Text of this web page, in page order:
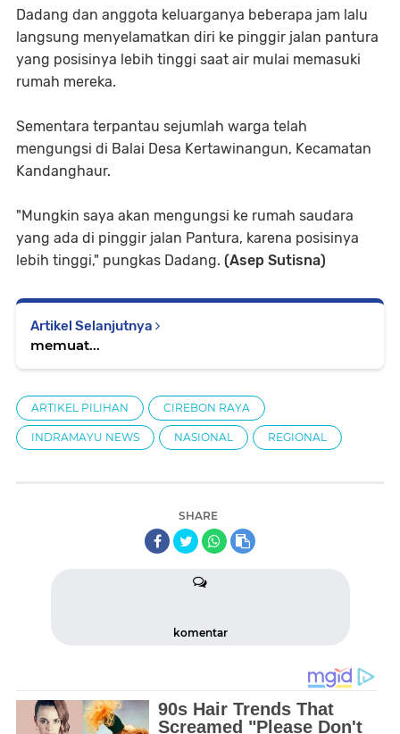
Dadang dan anggota keluarganya beberapa jam lalu
langsung menyelamatkan diri ke pinggir jalan pantura
yang posisinya lebih tinggi saat air mulai memasuki
rumah mereka.
Sementara terpantau sejumlah warga telah
mengungsi di Balai Desa Kertawinangun, Kecamatan
Kandanghaur.
"Mungkin saya akan mengungsi ke rumah saudara
yang ada di pinggir jalan Pantura, karena posisinya
lebih tinggi," pungkas Dadang. (Asep Sutisna)
Artikel Selanjutnya
memuat...
ARTIKEL PILIHAN CIREBON RAYA
INDRAMAYU NEWS NASIONAL REGIONAL
SHARE
komentar